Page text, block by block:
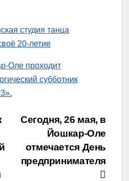
студия танца
20-летие
Оле проходит
субботник
Сегодня, 26 мая, в
Йошкар-Оле
отмечается День
предпринимателя